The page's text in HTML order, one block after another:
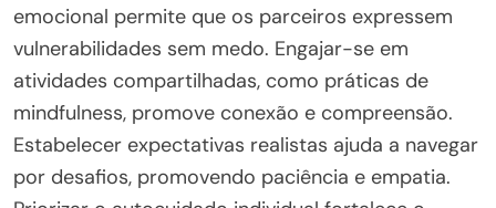
emocional permite que os parceiros expressem
vulnerabilidades sem medo. Engajar-se em
atividades compartilhadas, como práticas de
mindfulness, promove conexão e compreensão.
Estabelecer expectativas realistas ajuda a navegar
por desafios, promovendo paciência e empatia.